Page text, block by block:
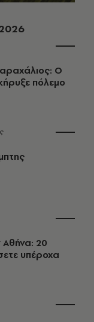
Ο
πόλεμο
20
υπέροχα